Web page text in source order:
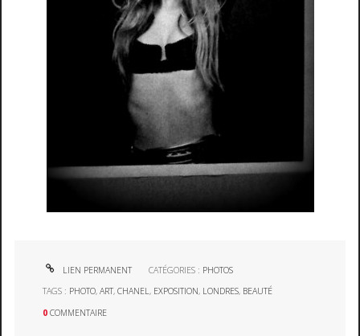
LIEN PERMANENT CATÉGORIES : PHOTOS
TAGS : PHOTO,ART,CHANEL, EXPOSITION, LONDRES, BEAUTÉ
0 COMMENTAIRE